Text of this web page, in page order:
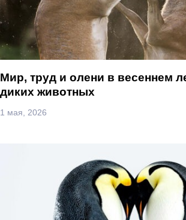
Мир, труд и олени в весеннем
диких животных
1 мая, 2026